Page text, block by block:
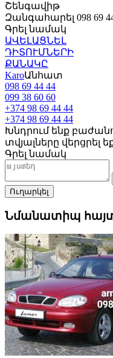
Շենգավիթ
Զանգահարել 098 69
Գրել նամակ
ԱՎԵԼԱՑՆԵԼ
ԴԻՏՈՒՄՆԵՐԻ
ՔԱՆԱԿԸ
KaroԱնհատ
098 69 44 44
099 38 60 60
+374 98 69 44 44
+374 98 69 44 44
Խնդրում ենք
տվյալները վերցրել
Գրել նամակ
Նմանատիպ